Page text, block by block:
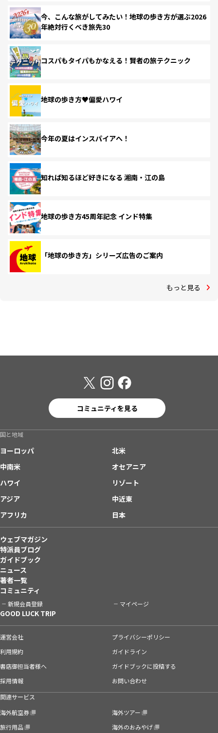
今、こんな旅がしてみたい！地球の歩き方が選ぶ2026
年絶対行くべき旅先30
コスパもタイパもかなえる！賢者の旅テクニック
地球の歩き方♥偏愛ハワイ
今年の夏はインスパイアへ！
知れば知るほど好きになる 湘南・江の島
地球の歩き方45周年記念 インド特集
「地球の歩き方」シリーズ広告のご案内
もっと見る
コミュニティを見る
国と地域
ヨーロッパ
北米
中南米
オセアニア
ハワイ
リゾート
アジア
中近東
アフリカ
日本
ウェブマガジン
特派員ブログ
ガイドブック
ニュース
著者一覧
コミュニティ
新規会員登録 マイページ
GOOD LUCK TRIP
運営会社
プライバシーポリシー
利用規約
ガイドライン
書店御担当者様へ
ガイドブックに投稿する
採用情報
お問い合わせ
関連サービス
海外航空券
海外ツアー
旅行用品
海外のおみやげ